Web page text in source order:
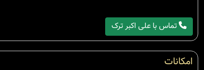
تماس با علی اکبر ترک
امکانات